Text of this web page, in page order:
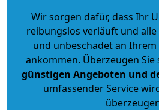
Wir sorgen dafür, dass Ihr
reibungslos verläuft und alle
und unbeschadet an
ankommen. Überzeugen Sie
günstigen Angeboten und
umfassender Service